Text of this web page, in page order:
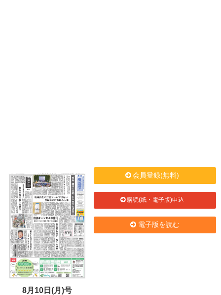
8月10日(月)号
会員登録(無料)
購読(紙・電子版)申込
電子版を読む